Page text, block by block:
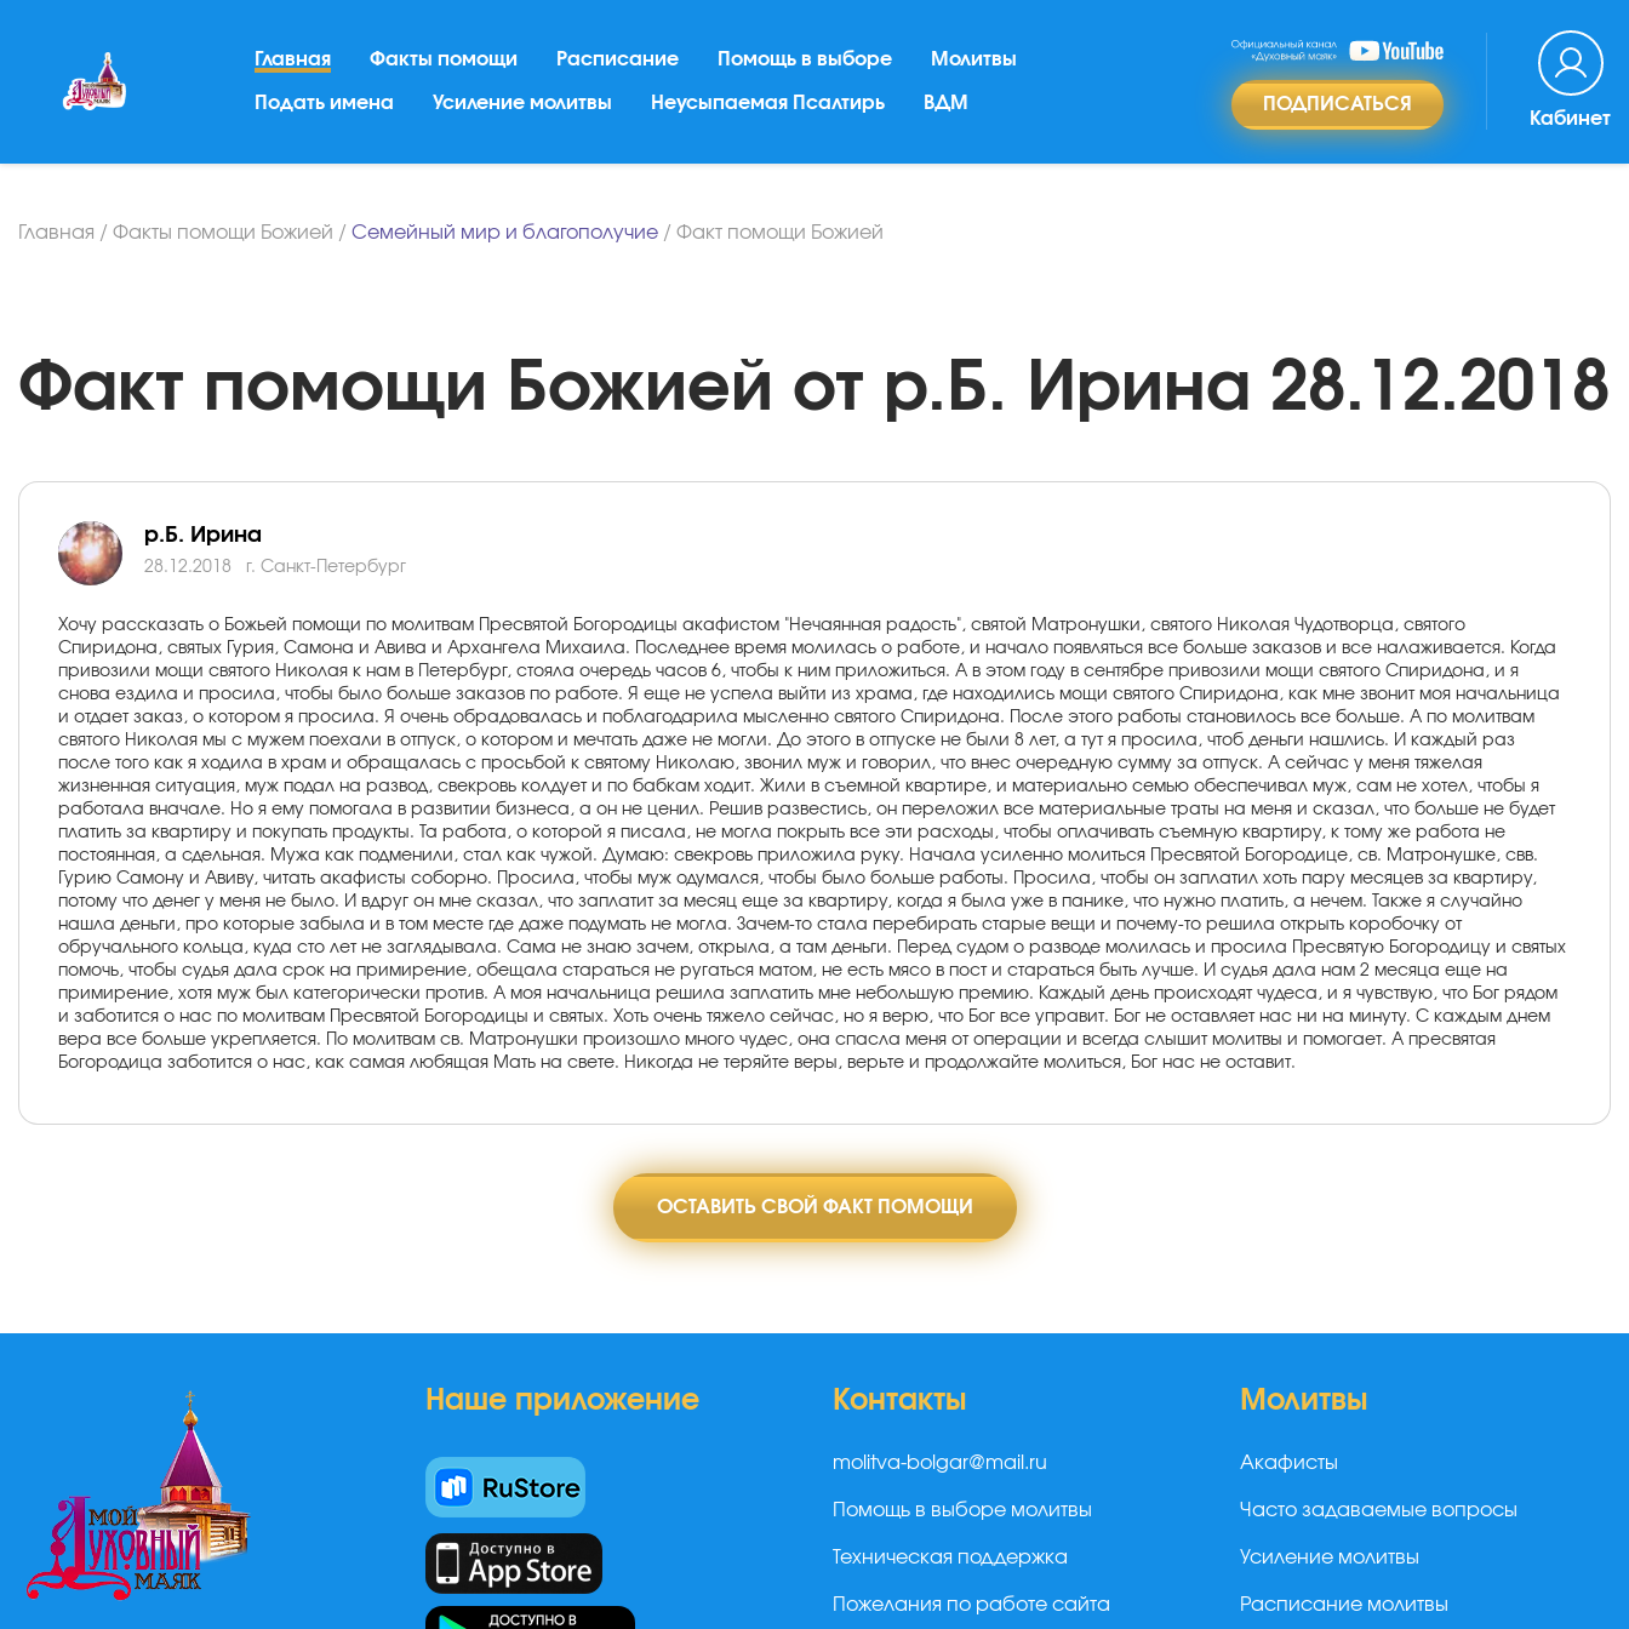
Главная Факты помощи Расписание Помощь в выборе Молитвы
Подать имена Усиление молитвы Неусыпаемая Псалтирь ВДМ ПОДПИСАТЬСЯ
Кабинет
Главная / Факты помощи Божией / Семейный мир и благополучие / Факт помощи Божией
Факт помощи Божией от р.Б. Ирина 28.12.2018
р.Б. Ирина
28.12.2018 г. Санкт-Петербург
Хочу рассказать о Божьей помощи по молитвам Пресвятой Богородицы акафистом "Нечаянная радость", святой Матронушки, святого Николая Чудотворца, святого
Спиридона, святых Гурия, Самона и Авива и Архангела Михаила. Последнее время молилась о работе, и начало появляться все больше заказов и все налаживается. Когда
привозили мощи святого Николая к нам в Петербург, стояла очередь часов 6, чтобы к ним приложиться. А в этом году в сентябре привозили мощи святого Спиридона, и я
снова ездила и просила, чтобы было больше заказов по работе. Я еще не успела выйти из храма, где находились мощи святого Спиридона, как мне звонит моя начальница
и отдает заказ, о котором я просила. Я очень обрадовалась и поблагодарила мысленно святого Спиридона. После этого работы становилось все больше. А по молитвам
святого Николая мы с мужем поехали в отпуск, о котором и мечтать даже не могли. До этого в отпуске не были 8 лет, а тут я просила, чтоб деньги нашлись. И каждый раз
после того как я ходила в храм и обращалась с просьбой к святому Николаю, звонил муж и говорил, что внес очередную сумму за отпуск. А сейчас у меня тяжелая
жизненная ситуация, муж подал на развод, свекровь колдует и по бабкам ходит. Жили в съемной квартире, и материально семью обеспечивал муж, сам не хотел, чтобы я
работала вначале. Но я ему помогала в развитии бизнеса, а он не ценил. Решив развестись, он переложил все материальные траты на меня и сказал, что больше не будет
платить за квартиру и покупать продукты. Та работа, о которой я писала, не могла покрыть все эти расходы, чтобы оплачивать съемную квартиру, к тому же работа не
постоянная, а сдельная. Мужа как подменили, стал как чужой. Думаю: свекровь приложила руку. Начала усиленно молиться Пресвятой Богородице, св. Матронушке, свв.
Гурию Самону и Авиву, читать акафисты соборно. Просила, чтобы муж одумался, чтобы было больше работы. Просила, чтобы он заплатил хоть пару месяцев за квартиру,
потому что денег у меня не было. И вдруг он мне сказал, что заплатит за месяц еще за квартиру, когда я была уже в панике, что нужно платить, а нечем. Также я случайно
нашла деньги, про которые забыла и в том месте где даже подумать не могла. Зачем-то стала перебирать старые вещи и почему-то решила открыть коробочку от
обручального кольца, куда сто лет не заглядывала. Сама не знаю зачем, открыла, а там деньги. Перед судом о разводе молилась и просила Пресвятую Богородицу и святых
помочь, чтобы судья дала срок на примирение, обещала стараться не ругаться матом, не есть мясо в пост и стараться быть лучше. И судья дала нам 2 месяца еще на
примирение, хотя муж был категорически против. А моя начальница решила заплатить мне небольшую премию. Каждый день происходят чудеса, и я чувствую, что Бог рядом
и заботится о нас по молитвам Пресвятой Богородицы и святых. Хоть очень тяжело сейчас, но я верю, что Бог все управит. Бог не оставляет нас ни на минуту. С каждым днем
вера все больше укрепляется. По молитвам св. Матронушки произошло много чудес, она спасла меня от операции и всегда слышит молитвы и помогает. А пресвятая
Богородица заботится о нас, как самая любящая Мать на свете. Никогда не теряйте веры, верьте и продолжайте молиться, Бог нас не оставит.
ОСТАВИТЬ СВОЙ ФАКТ ПОМОЩИ
Наше приложение Контакты
molitva-bolgar@mail.ru
Помощь в выборе молитвы
Техническая поддержка
Пожелания по работе сайта
Молитвы
Акафисты
Часто задаваемые вопросы
Усиление молитвы
Расписание молитвы